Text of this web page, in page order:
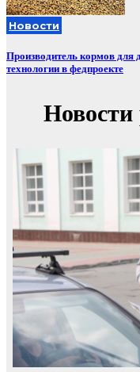
Новости
Производитель кормов
технологии в федпроекте